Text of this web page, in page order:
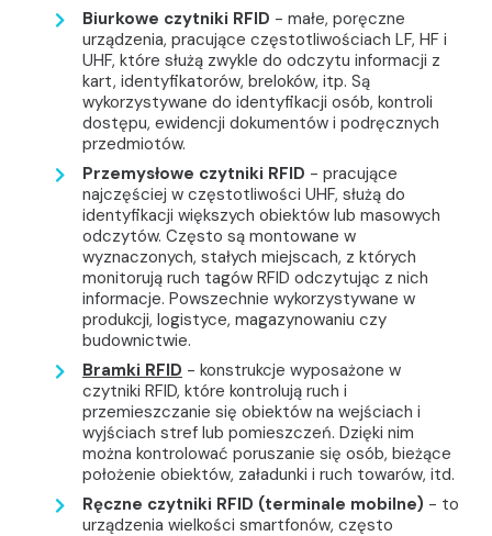
Biurkowe czytniki RFID - małe, poręczne
urządzenia, pracujące częstotliwościach LF, HF i
UHF, które służą zwykle do odczytu informacji z
kart, identyfikatorów, breloków, itp. Są
wykorzystywane do identyfikacji osób, kontroli
dostępu, ewidencji dokumentów i podręcznych
przedmiotów.
Przemysłowe czytniki RFID - pracujące
najczęściej w częstotliwości UHF, służą do
identyfikacji większych obiektów lub masowych
odczytów. Często są montowane w
wyznaczonych, stałych miejscach, z których
monitorują ruch tagów RFID odczytując z nich
informacje. Powszechnie wykorzystywane w
produkcji, logistyce, magazynowaniu czy
budownictwie.
Bramki RFID - konstrukcje wyposażone w
czytniki RFID, które kontrolują ruch i
przemieszczanie się obiektów na wejściach i
wyjściach stref lub pomieszczeń. Dzięki nim
można kontrolować poruszanie się osób, bieżące
położenie obiektów, załadunki i ruch towarów, itd.
Ręczne czytniki RFID (terminale mobilne) - to
urządzenia wielkości smartfonów, często